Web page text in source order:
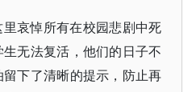
哀悼所有在校园悲剧中死
无法复活，他们的日子不
下了清晰的提示，防止再